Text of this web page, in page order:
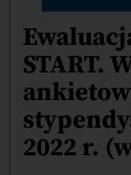
START.
2022 r.